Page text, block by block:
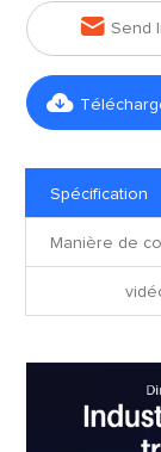
 Send

Spécification
Manière de